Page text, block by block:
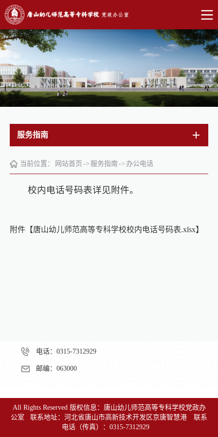
服务指南
当前位置： 网站首页 -> 服务指南 -> 办公电话
校内电话号码表详见附件。
附件【唐山幼儿师范高等专科学校校内电话号码表.xlsx】
电话：0315-7312929
邮编：063000
All Rights Reserved 版权信息：唐山幼儿师范高等专科学校党政办
公室 联系地址：河北省唐山市高新技术开发区京唐智慧港 联系
电话（传真）：0315-7312929